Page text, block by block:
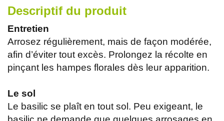
Descriptif du produit
Entretien
Arrosez régulièrement, mais de façon modérée,
afin d’éviter tout excès. Prolongez la récolte en
pinçant les hampes florales dès leur apparition.
Le sol
Le basilic se plaît en tout sol. Peu exigeant, le